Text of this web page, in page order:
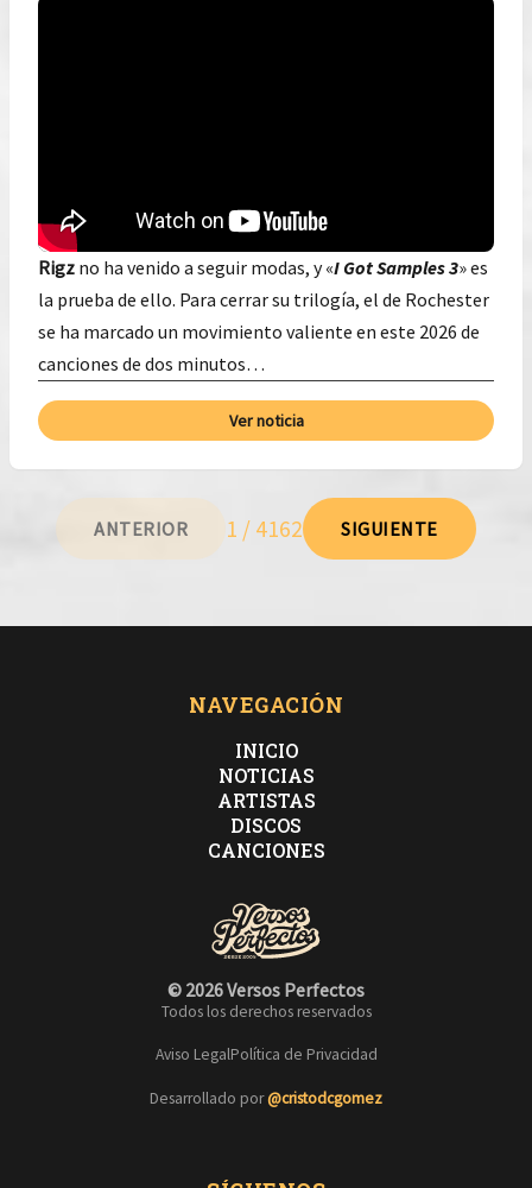
Rigz no ha venido a seguir modas, y «I Got Samples 3» es
la prueba de ello. Para cerrar su trilogía, el de Rochester
se ha marcado un movimiento valiente en este 2026 de
canciones de dos minutos…
Ver noticia
ANTERIOR 1 / 4162 SIGUIENTE
NAVEGACIÓN
INICIO
NOTICIAS
ARTISTAS
DISCOS
CANCIONES
© 2026 Versos Perfectos
Todos los derechos reservados
Aviso LegalPolítica de Privacidad
Desarrollado por@cristodcgomez